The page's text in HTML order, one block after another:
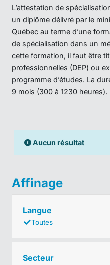
L’attestation de
un diplôme délivré par le
Québec au terme d’une
de spécialisation dans un
cette formation, il faut être
professionnelles (DEP) ou
programme d’études. La
9 mois (300 à 1230 heures).
Aucun résultat
Affinage
Langue
Toutes
Secteur